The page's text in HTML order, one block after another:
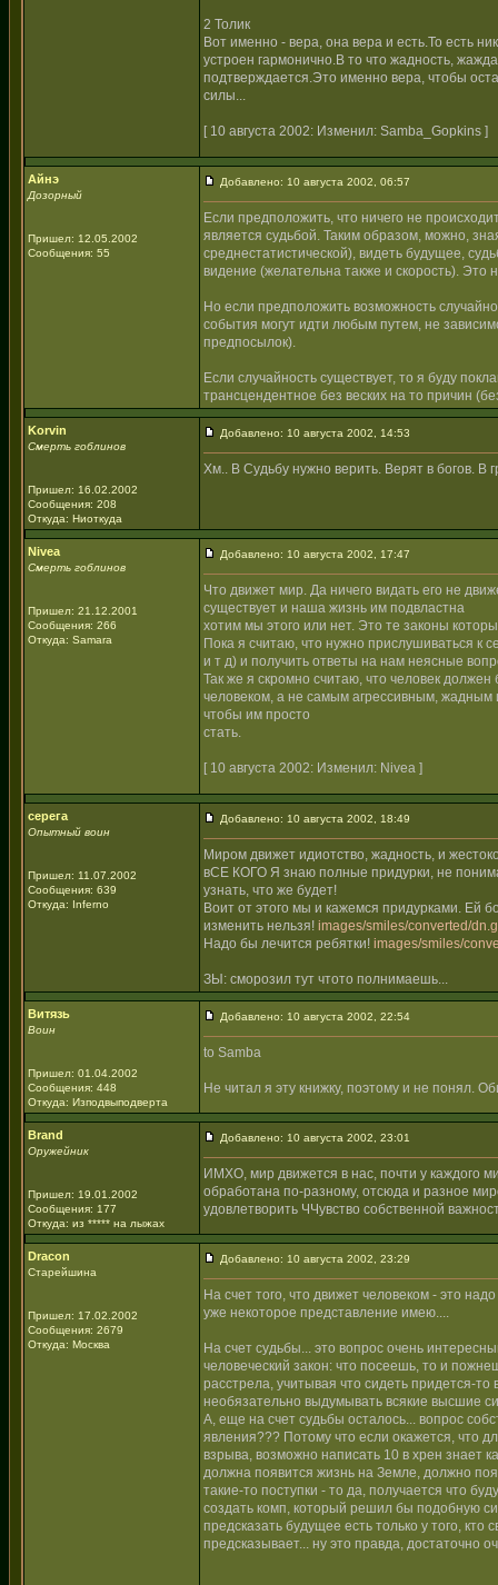
2 Толик
Вот именно - вера, она вера и есть.То есть
устроен гармонично.В то что жадность,
подтверждается.Это именно вера, чтобы
силы...
[ 10 августа 2002: Изменил: Samba_Gopkins ]
Айнэ
Дозорный
Пришел: 12.05.2002
Сообщения: 55
Добавлено: 10 августа 2002, 06:57
Если предположить, что ничего не
является судьбой. Таким образом, можно,
среднестатистической), видеть будущее,
видение (желательна также и скорость). Это
Но если предположить возможность
события могут идти любым путем, не
предпосылок).
Если случайность существует, то я буду
трансцендентное без веских на то причин
Korvin
Смерть гоблинов
Пришел: 16.02.2002
Сообщения: 208
Откуда: Ниоткуда
Добавлено: 10 августа 2002, 14:53
Хм.. В Судьбу нужно верить. Верят в богов. В
Nivea
Смерть гоблинов
Пришел: 21.12.2001
Сообщения: 266
Откуда: Samara
Добавлено: 10 августа 2002, 17:47
Что движет мир. Да ничего видать его не
существует и наша жизнь им подвластна
хотим мы этого или нет. Это те законы
Пока я считаю, что нужно прислушиваться к
и т д) и получить ответы на нам неясные
Так же я скромно считаю, что человек должен
человеком, а не самым агрессивным,
чтобы им просто
стать.
[ 10 августа 2002: Изменил: Nivea ]
серега
Опытный воин
Пришел: 11.07.2002
Сообщения: 639
Откуда: Inferno
Добавлено: 10 августа 2002, 18:49
Миром движет идиотство, жадность, и
вСЕ КОГО Я знаю полные придурки, не
узнать, что же будет!
Воит от этого мы и кажемся придурками. Ей
изменить нельзя! images/smiles/converted/
Надо бы лечится ребятки! images/smiles/
ЗЫ: сморозил тут чтото полнимаешь...
Витязь
Воин
Пришел: 01.04.2002
Сообщения: 448
Откуда: Изподвыподверта
Добавлено: 10 августа 2002, 22:54
to Samba
Не читал я эту книжку, поэтому и не понял.
Brand
Оружейник
Пришел: 19.01.2002
Сообщения: 177
Откуда: из ***** на лыжах
Добавлено: 10 августа 2002, 23:01
ИМХО, мир движется в нас, почти у каждого
обработана по-разному, отсюда и разное
удовлетворить ЧЧувство собственной
Dracon
Старейшина
Пришел: 17.02.2002
Сообщения: 2679
Откуда: Москва
Добавлено: 10 августа 2002, 23:29
На счет того, что движет человеком - это
уже некоторое представление имею....
На счет судьбы... это вопрос очень
человеческий закон: что посеешь, то и
расстрела, учитывая что сидеть придется-
необязательно выдумывать всякие высшие
А, еще на счет судьбы осталось... вопрос
явления??? Потому что если окажется, что
взрыва, возможно написать 10 в хрен знает
должна появится жизнь на Земле, должно
такие-то поступки - то да, получается что
создать комп, который решил бы подобную
предсказать будущее есть только у того,
предсказывает... ну это правда, достаточно